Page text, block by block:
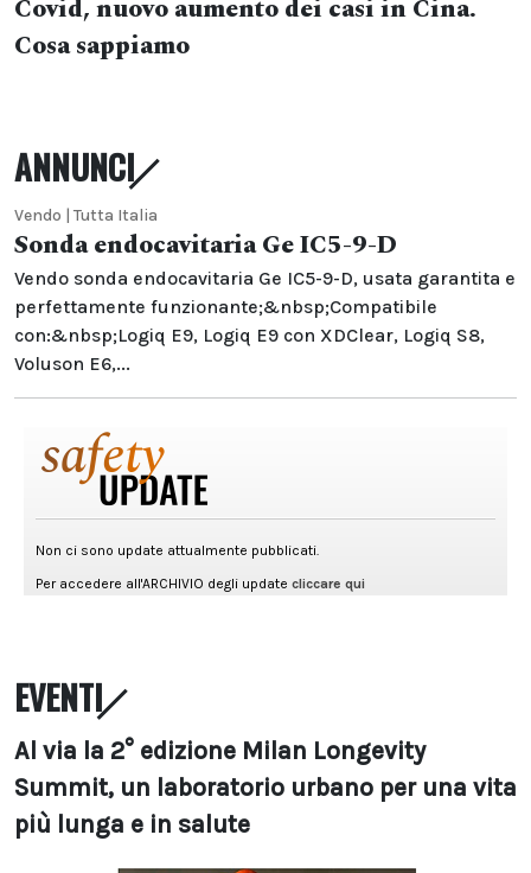
Covid, nuovo aumento dei casi in Cina.
Cosa sappiamo
ANNUNCI
Vendo | Tutta Italia
Sonda endocavitaria Ge IC5-9-D
Vendo sonda endocavitaria Ge IC5-9-D, usata garantita e
perfettamente funzionante;&nbsp;Compatibile
con:&nbsp;Logiq E9, Logiq E9 con XDClear, Logiq S8,
Voluson E6,...
EVENTI
Al via la 2° edizione Milan Longevity
Summit, un laboratorio urbano per una vita
più lunga e in salute